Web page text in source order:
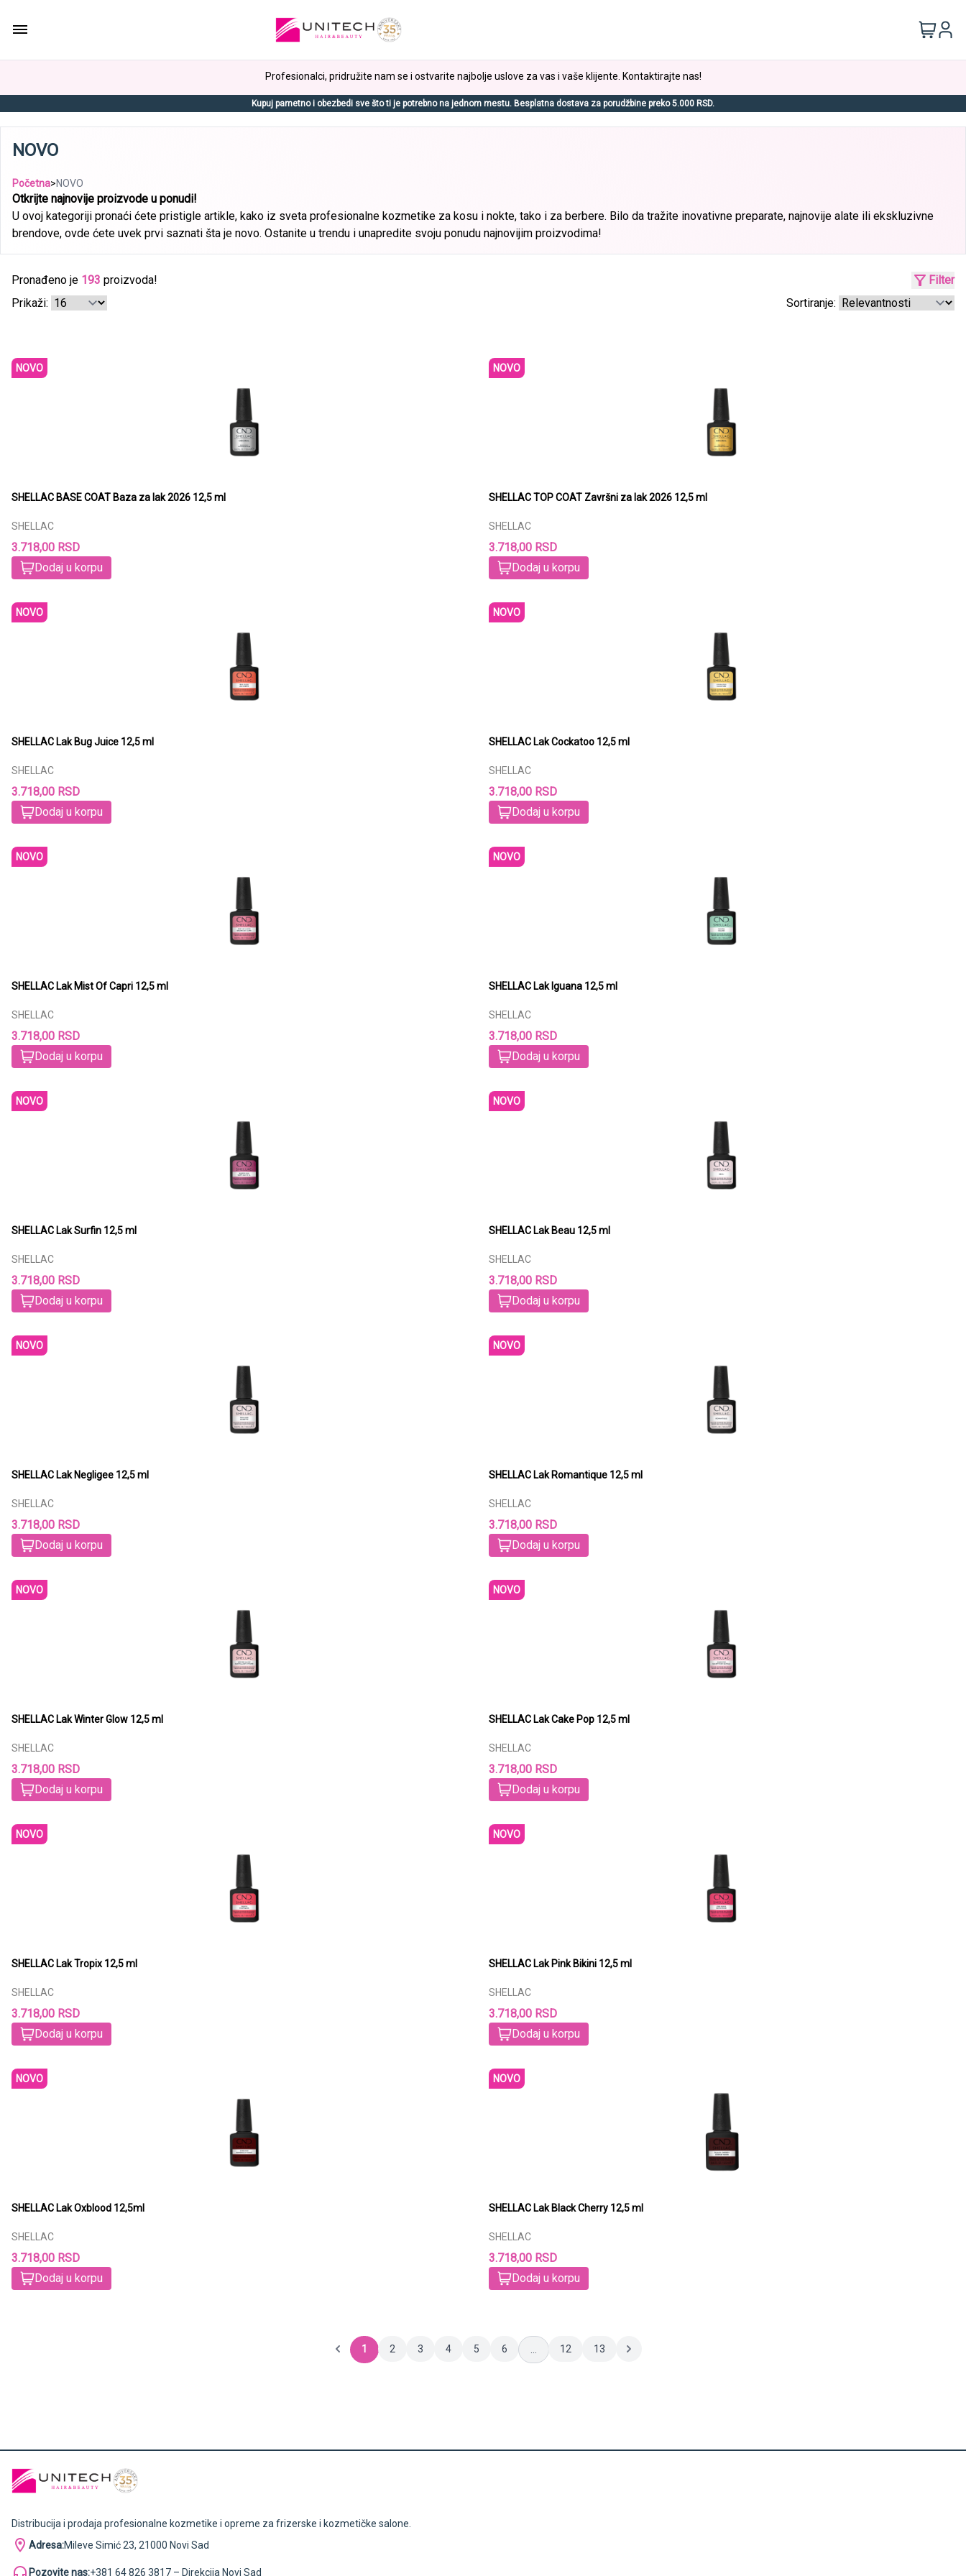
Profesionalci, pridružite nam se i ostvarite najbolje uslove za vas i vaše klijente. Kontaktirajte nas!
Kupuj pametno i obezbedi sve što ti je potrebno na jednom mestu. Besplatna dostava za porudžbine preko 5.000 RSD.
NOVO
Početna>NOVO
Otkrijte najnovije proizvode u ponudi!
U ovoj kategoriji pronaći ćete pristigle artikle, kako iz sveta profesionalne kozmetike za kosu i nokte, tako i za berbere. Bilo da tražite inovativne preparate, najnovije alate ili ekskluzivne
brendove, ovde ćete uvek prvi saznati šta je novo. Ostanite u trendu i unapredite svoju ponudu najnovijim proizvodima!
Pronađeno je 193 proizvoda!
Filter
Prikaži:
Sortiranje:
NOVO
SHELLAC BASE COAT Baza za lak 2026 12,5 ml
SHELLAC
3.718,00 RSD
Dodaj u korpu
NOVO
SHELLAC TOP COAT Završni za lak 2026 12,5 ml
SHELLAC
3.718,00 RSD
Dodaj u korpu
NOVO
SHELLAC Lak Bug Juice 12,5 ml
SHELLAC
3.718,00 RSD
Dodaj u korpu
NOVO
SHELLAC Lak Cockatoo 12,5 ml
SHELLAC
3.718,00 RSD
Dodaj u korpu
NOVO
SHELLAC Lak Mist Of Capri 12,5 ml
SHELLAC
3.718,00 RSD
Dodaj u korpu
NOVO
SHELLAC Lak Iguana 12,5 ml
SHELLAC
3.718,00 RSD
Dodaj u korpu
NOVO
SHELLAC Lak Surfin 12,5 ml
SHELLAC
3.718,00 RSD
Dodaj u korpu
NOVO
SHELLAC Lak Beau 12,5 ml
SHELLAC
3.718,00 RSD
Dodaj u korpu
NOVO
SHELLAC Lak Negligee 12,5 ml
SHELLAC
3.718,00 RSD
Dodaj u korpu
NOVO
SHELLAC Lak Romantique 12,5 ml
SHELLAC
3.718,00 RSD
Dodaj u korpu
NOVO
SHELLAC Lak Winter Glow 12,5 ml
SHELLAC
3.718,00 RSD
Dodaj u korpu
NOVO
SHELLAC Lak Cake Pop 12,5 ml
SHELLAC
3.718,00 RSD
Dodaj u korpu
NOVO
SHELLAC Lak Tropix 12,5 ml
SHELLAC
3.718,00 RSD
Dodaj u korpu
NOVO
SHELLAC Lak Pink Bikini 12,5 ml
SHELLAC
3.718,00 RSD
Dodaj u korpu
NOVO
SHELLAC Lak Oxblood 12,5ml
SHELLAC
3.718,00 RSD
Dodaj u korpu
NOVO
SHELLAC Lak Black Cherry 12,5 ml
SHELLAC
3.718,00 RSD
Dodaj u korpu
1 2 3 4 5 6 12 13
Distribucija i prodaja profesionalne kozmetike i opreme za frizerske i kozmetičke salone.
Adresa:Mileve Simić 23, 21000 Novi Sad
Pozovite nas:+381 64 826 3817 – Direkcija Novi Sad